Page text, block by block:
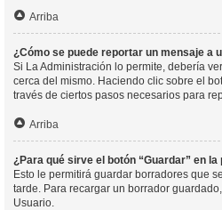
Arriba
¿Cómo se puede reportar un mensaje a
Si La Administración lo permite, debería
cerca del mismo. Haciendo clic sobre el
través de ciertos pasos necesarios para
Arriba
¿Para qué sirve el botón “Guardar” en
Esto le permitirá guardar borradores que
tarde. Para recargar un borrador
Usuario.